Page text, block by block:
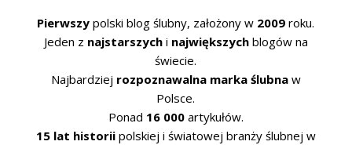
Pierwszy polski blog ślubny, założony w 2009 roku.
Jeden z najstarszychi największychblogów na
świecie.
Najbardziej rozpoznawalna marka ślubnaw
Polsce.
Ponad 16 000artykułów.
15 lat historiipolskiej i światowej branży ślubnej w